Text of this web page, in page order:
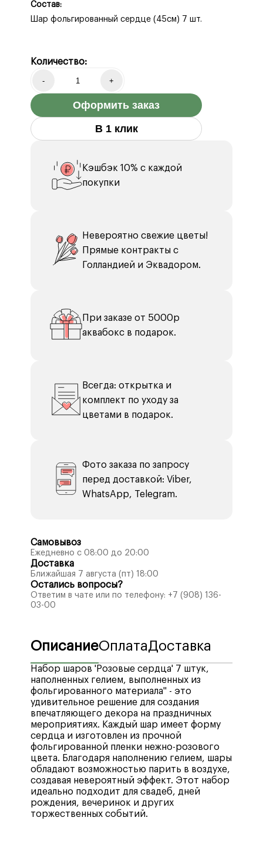
Состав:
Шар фольгированный сердце (45см) 7 шт.
Количество:
- +
Оформить заказ
В 1 клик
Кэшбэк 10% с каждой
покупки
Невероятно свежие цветы!
Прямые контракты с
Голландией и Эквадором.
При заказе от 5000р
аквабокс в подарок.
Всегда: открытка и
комплект по уходу за
цветами в подарок.
Фото заказа по запросу
перед доставкой: Viber,
WhatsApp, Telegram.
Самовывоз
Ежедневно с 08:00 до 20:00
Доставка
Ближайшая 7 августа (пт) 18:00
Остались вопросы?
Ответим в чате или по телефону: +7 (908) 136-
03-00
ОписаниеОплата Доставка
Набор шаров 'Розовые сердца' 7 штук,
наполненных гелием, выполненных из
фольгированного материала" - это
удивительное решение для создания
впечатляющего декора на праздничных
мероприятиях. Каждый шар имеет форму
сердца и изготовлен из прочной
фольгированной пленки нежно-розового
цвета. Благодаря наполнению гелием, шары
обладают возможностью парить в воздухе,
создавая невероятный эффект. Этот набор
идеально подходит для свадеб, дней
рождения, вечеринок и других
торжественных событий.